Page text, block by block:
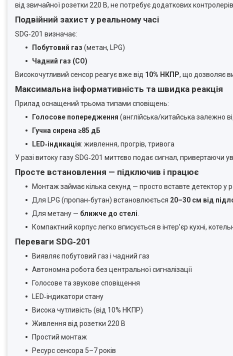
від звичайної розетки 220 В, не потребує додаткових
Подвійний захист у реальному часі
SDG‑201 визначає:
Побутовий газ (метан, LPG)
Чадний газ (CO)
Високочутливий сенсор реагує вже від 10% НКПР, що дозволяє
Максимальна інформативність та швидка реакція
Прилад оснащений трьома типами сповіщень:
Голосове попередження (англійська/китайська залежно
Гучна сирена ≥85 дБ
LED‑індикація: живлення, прогрів, тривога
У разі витоку газу SDG‑201 миттєво подає сигнал, привертаючи
Просте встановлення — підключив і працює
Монтаж займає кілька секунд — просто вставте детектор у
Для LPG (пропан‑бутан) встановлюється 20–30 см від
Для метану — ближче до стелі
Компактний корпус легко вписується в інтер’єр кухні,
Переваги SDG‑201
Виявляє побутовий газ і чадний газ
Автономна робота без центральної сигналізації
Голосове та звукове сповіщення
LED‑індикатори стану
Висока чутливість (від 10% НКПР)
Живлення від розетки 220 В
Простий монтаж
Ресурс сенсора 5–7 років